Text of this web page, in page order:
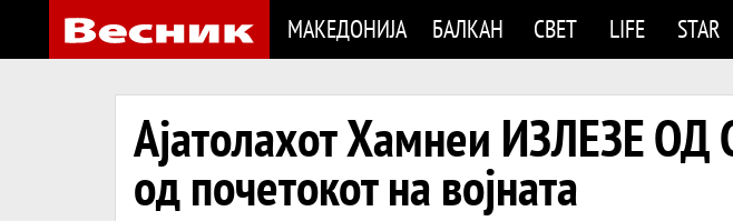
МАКЕДОНИЈА БАЛКАН СВЕТ LIFE STAR
Ајатолахот Хамнеи ИЗЛЕЗЕ ОД
од почетокот на војната